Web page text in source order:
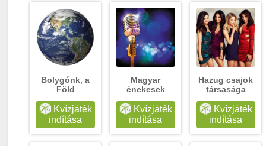
Bolygónk, a
Föld
Kvízjáték
indítása
Magyar
énekesek
Kvízjáték
indítása
Hazug csajok
társasága
Kvízjáték
indítása